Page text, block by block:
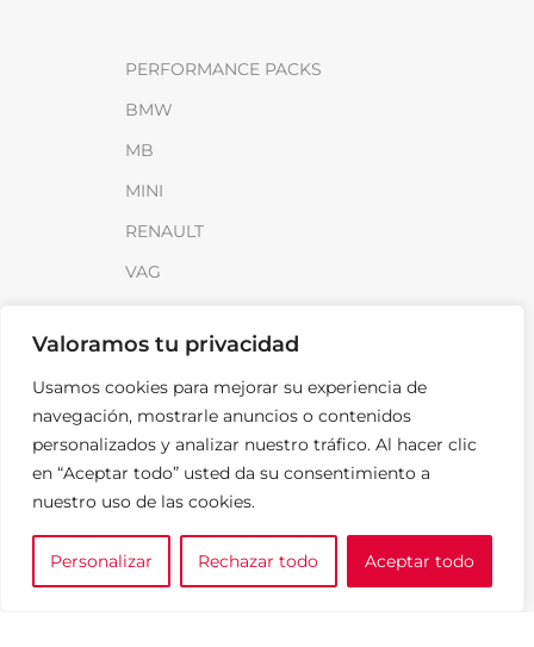
Valoramos tu privacidad
Usamos cookies para mejorar su experiencia de
navegación, mostrarle anuncios o contenidos
personalizados y analizar nuestro tráfico. Al hacer clic
en “Aceptar todo” usted da su consentimiento a
nuestro uso de las cookies.
Personalizar Rechazar todo Aceptar todo
PERFORMANCE PACKS
BMW
MB
MINI
RENAULT
VAG
INFORMACIÓN
Sobre SparkLoad
Distribuidores
FAQ
Contacto
Noticias
0